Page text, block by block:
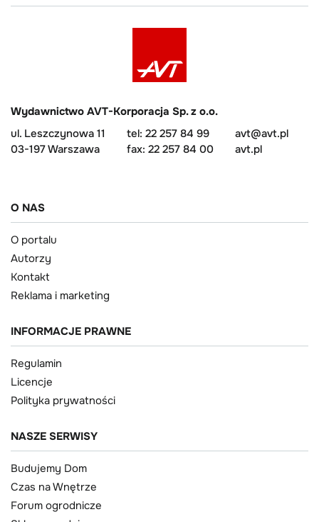
Wydawnictwo AVT-Korporacja Sp. z o.o.
ul. Leszczynowa 11
03-197 Warszawa
tel: 22 257 84 99
fax: 22 257 84 00
avt@avt.pl
avt.pl
O NAS
O portalu
Autorzy
Kontakt
Reklama i marketing
INFORMACJE PRAWNE
Regulamin
Licencje
Polityka prywatności
NASZE SERWISY
Budujemy Dom
Czas na Wnętrze
Forum ogrodnicze